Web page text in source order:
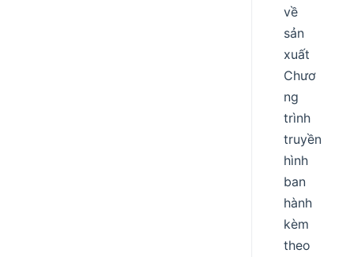
về
sản
xuất
Chươ
ng
trình
truyền
hình
ban
hành
kèm
theo